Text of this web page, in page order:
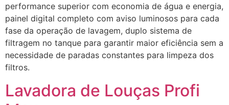
performance superior com economia de água e energia,
painel digital completo com aviso luminosos para cada
fase da operação de lavagem, duplo sistema de
filtragem no tanque para garantir maior eficiência sem a
necessidade de paradas constantes para limpeza dos
filtros.
Lavadora de Louças Profi